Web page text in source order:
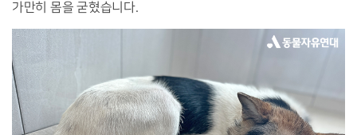
가만히 몸을 굳혔습니다.